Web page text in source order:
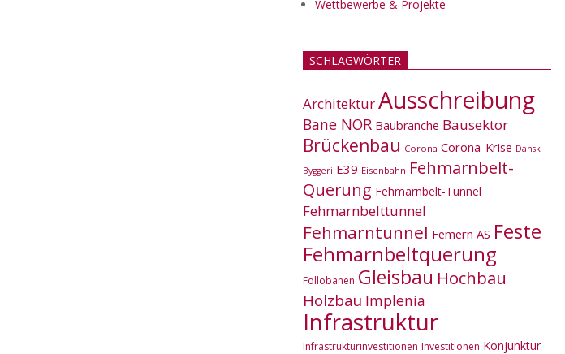
Wettbewerbe & Projekte
SCHLAGWÖRTER
ArchitekturAusschreibung
Bane NOR Baubranche Bausektor
Brückenbau Corona Corona-Krise Dansk
Byggeri E39 Eisenbahn Fehmarnbelt-
Querung Fehmarnbelt-Tunnel
Fehmarnbelttunnel
Fehmarntunnel Femern AS Feste
Fehmarnbeltquerung
Follobanen Gleisbau Hochbau
Holzbau Implenia
Infrastruktur
Infrastrukturinvestitionen Investitionen Konjunktur